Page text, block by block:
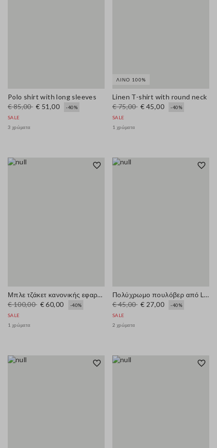
Polo shirt with long sleeves
€ 85,00 € 51,00
-40%
SALE
3 χρώματα
ΛΙΝΌ 100%
Linen T-shirt with round neck
€ 75,00 € 45,00
-40%
SALE
1 χρώματα
Μπλε τζάκετ κανονικής εφαρμογής με φερμουάρ
€ 100,00 € 60,00
-40%
SALE
1 χρώματα
Πολύχρωμο πουλόβερ από Lyocell και μάλλινο με κανονική εφαρμογή
€ 45,00 € 27,00
-40%
SALE
2 χρώματα